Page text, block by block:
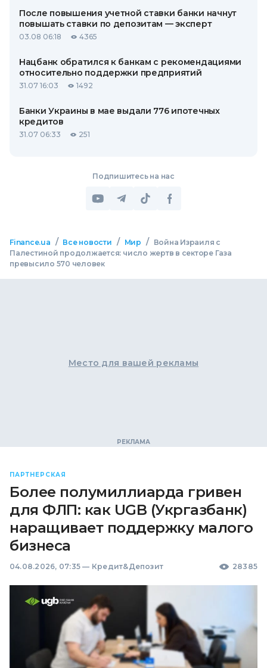
После повышения учетной ставки банки начнут
повышать ставки по депозитам — эксперт
03.08 06:18 4365
Нацбанк обратился к банкам с рекомендациями
относительно поддержки предприятий
31.07 16:03 1492
Банки Украины в мае выдали 776 ипотечных
кредитов
31.07 06:33 251
Подпишитесь на нас
Finance.ua / Все новости / Мир /
Война Израиля с
Палестиной продолжается: число жертв в секторе Газа
превысило 570 человек
Место для вашей рекламы
ПАРТНЕРСКАЯ
Более полумиллиарда гривен
для ФЛП: как UGB (Укргазбанк)
наращивает поддержку малого
бизнеса
04.08.2026, 07:35 — Кредит&Депозит 28385